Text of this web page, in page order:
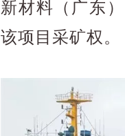
新材料（广东
该项目采矿权。